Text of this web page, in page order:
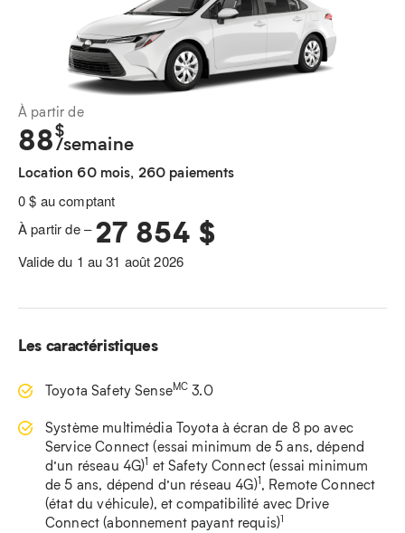
À partir de
88$
/semaine
Location 60 mois, 260 paiements
0 $ au comptant
À partir de –27 854 $
Valide du 1 au 31 août 2026
Les caractéristiques
Toyota Safety SenseMC 3.0
Système multimédia Toyota à écran de 8 po avec
Service Connect (essai minimum de 5 ans, dépend
d’un réseau 4G)1 et Safety Connect (essai minimum
de 5 ans, dépend d’un réseau 4G)1, Remote Connect
(état du véhicule), et compatibilité avec Drive
Connect (abonnement payant requis)1